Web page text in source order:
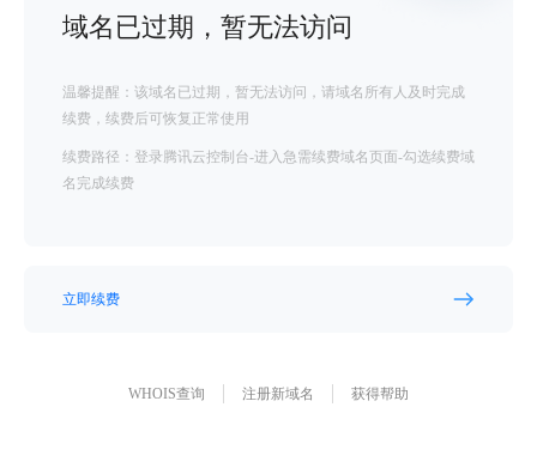
域名已过期，暂无法访问
温馨提醒：该域名已过期，暂无法访问，请域名所有人及时完成
续费，续费后可恢复正常使用
续费路径：登录腾讯云控制台-进入急需续费域名页面-勾选续费域
名完成续费
立即续费
WHOIS查询 注册新域名 获得帮助